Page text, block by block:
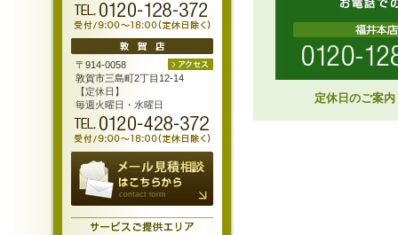
定休日のご案内
〒914-0058
敦賀市三島町2丁目12-14
【定休日】
毎週火曜日・水曜日